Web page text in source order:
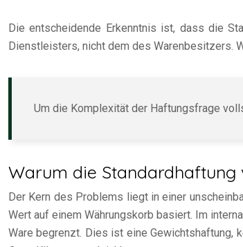
Die entscheidende Erkenntnis ist, dass die
Dienstleisters, nicht dem des Warenbesitzers.
Um die Komplexität der Haftungsfrage
Warum die Standardhaftung
Der Kern des Problems liegt in einer
Wert auf einem Währungskorb basiert. Im
Ware begrenzt. Dies ist eine Gewichtshaftung,